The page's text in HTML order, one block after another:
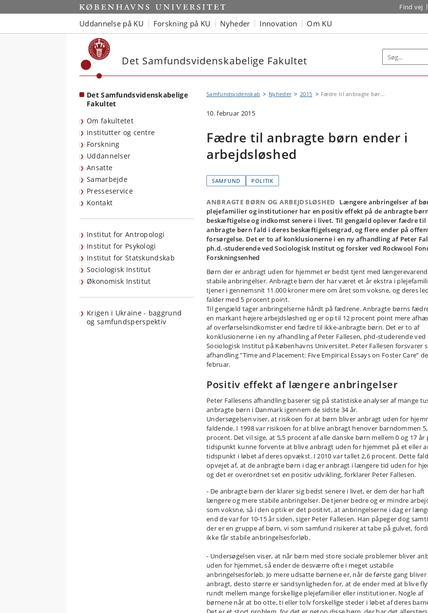
Start Find vej
Uddannelse på KU Forskning på KU Nyheder Innovation Om KU
Det Samfundsvidenskabelige Fakultet
Det Samfundsvidenskabelige
Fakultet
Om fakultetet
Institutter og centre
Forskning
Uddannelser
Ansatte
Samarbejde
Presseservice
Kontakt
Institut for Antropologi
Institut for Psykologi
Institut for Statskundskab
Sociologisk Institut
Økonomisk Institut
Krigen i Ukraine - baggrund
og samfundsperspektiv
Samfundsvidenskab Nyheder 2015 Fædre til anbragte bør...
10. februar 2015
Fædre til anbragte børn ender i
arbejdsløshed
SAMFUND POLITIK
ANBRAGTE BØRN OG ARBEJDSLØSHED
Længere anbringelser af
plejefamilier og institutioner har en positiv effekt på de anbragte
beskæftigelse og indkomst senere i livet. Til gengæld oplever fædre til
anbragte børn fald i deres beskæftigelsesgrad, og flere ender på
forsørgelse. Det er to af konklusionerne i en ny afhandling af Peter
ph.d.-studerende ved Sociologisk Institut og forsker ved Rockwool
Forskningsenhed
Børn der er anbragt uden for hjemmet er bedst tjent med
stabile anbringelser. Anbragte børn der har været et år ekstra i
tjener i gennemsnit 11.000 kroner mere om året som voksne, og deres
falder med 5 procent point.
Til gengæld tager anbringelserne hårdt på fædrene. Anbragte børns
en markant højere arbejdsløshed og er op til 12 procent point mere
af overførselsindkomster end fædre til ikke-anbragte børn. Det er to af
konklusionerne i en ny afhandling af Peter Fallesen, phd-studerende ved
Sociologisk Institut på Københavns Universitet. Peter Fallesen forsvarer
afhandling ”Time and Placement: Five Empirical Essays on Foster Care”
februar.
Positiv effekt af længere anbringelser
Peter Fallesens afhandling baserer sig på statistiske analyser af mange
anbragte børn i Danmark igennem de sidste 34 år.
Undersøgelsen viser, at risikoen for at børn bliver anbragt uden for
faldende. I 1998 var risikoen for at blive anbragt henover barndommen
procent. Det vil sige, at 5,5 procent af alle danske børn mellem 0 og 17 år
tidspunkt kunne forvente at blive anbragt uden for hjemmet på et eller
tidspunkt i løbet af deres opvækst. I 2010 var tallet 2,6 procent. Dette
opvejet af, at de anbragte børn i dag er anbragt i længere tid uden for
og det er overordnet set en positiv udvikling, forklarer Peter Fallesen.
- De anbragte børn der klarer sig bedst senere i livet, er dem der har haft
længere og mere stabile anbringelser. De tjener bedre og er mindre
som voksne, så i den optik er det positivt, at anbringelserne i dag er
end de var for 10-15 år siden, siger Peter Fallesen. Han påpeger dog
der er en gruppe af børn, vi som samfund risikerer at tabe på gulvet,
ikke får stabile anbringelsesforløb.
- Undersøgelsen viser, at når børn med store sociale problemer bliver
uden for hjemmet, så ender de desværre ofte i meget ustabile
anbringelsesforløb. Jo mere udsatte børnene er, når de første gang bliver
anbragt, desto større er sandsynligheden for, at de ender med at blive
rundt mellem mange forskellige plejefamilier eller institutioner. Nogle af
børnene når at bo otte, ti eller tolv forskellige steder i løbet af deres